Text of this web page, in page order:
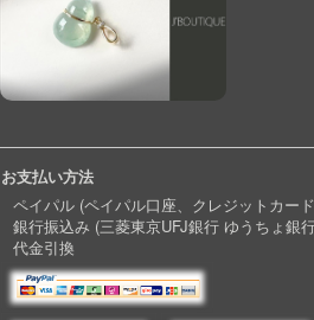
お支払い方法
ペイパル (ペイパル口座、クレジットカー
銀行振込み (三菱東京UFJ銀行 ゆうちょ銀
代金引換